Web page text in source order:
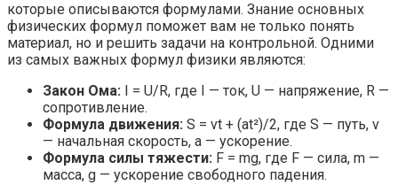
которые описываются формулами. Знание основных
физических формул поможет вам не только понять
материал, но и решить задачи на контрольной. Одними
из самых важных формул физики являются:
Закон Ома: I = U/R, где I — ток, U — напряжение, R —
сопротивление.
Формула движения: S = vt + (at²)/2, где S — путь, v
— начальная скорость, a — ускорение.
Формула силы тяжести: F = mg, где F — сила, m —
масса, g — ускорение свободного падения.